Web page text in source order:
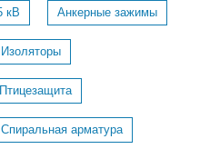
кВ Анкерные зажимы
Изоляторы
Птицезащита
Спиральная арматура